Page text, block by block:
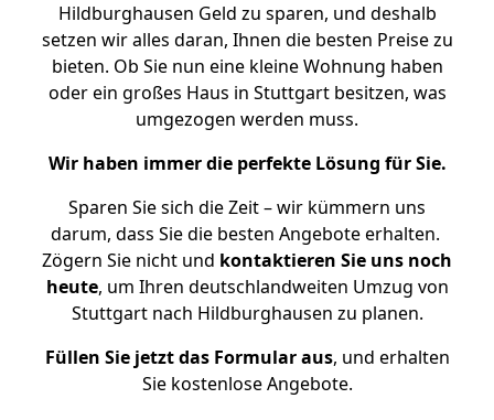
Hildburghausen Geld zu sparen, und deshalb
setzen wir alles daran, Ihnen die besten Preise zu
bieten. Ob Sie nun eine kleine Wohnung haben
oder ein großes Haus in Stuttgart besitzen, was
umgezogen werden muss.
Wir haben immer die perfekte Lösung für Sie.
Sparen Sie sich die Zeit – wir kümmern uns
darum, dass Sie die besten Angebote erhalten.
Zögern Sie nicht und kontaktieren Sie uns noch
heute, um Ihren deutschlandweiten Umzug von
Stuttgart nach Hildburghausen zu planen.
Füllen Sie jetzt das Formular aus, und erhalten
Sie kostenlose Angebote.